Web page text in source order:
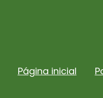
Página inicial